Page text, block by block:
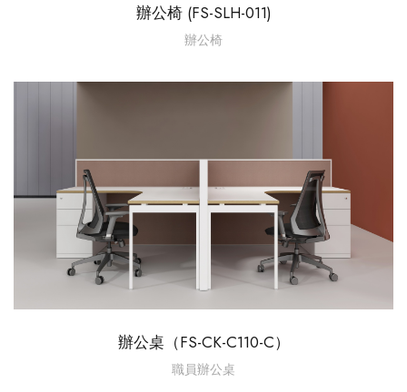
辦公椅 (FS-SLH-011)
辦公椅
辦公桌（FS-CK-C110-C）
職員辦公桌